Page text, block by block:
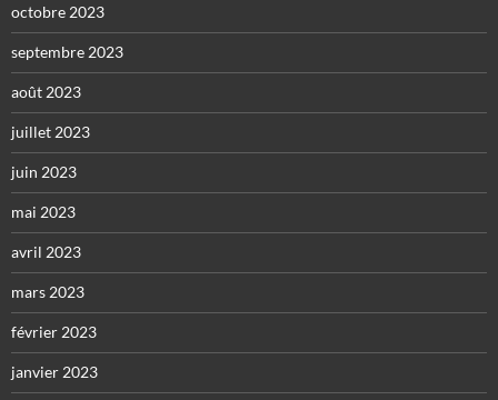
octobre 2023
septembre 2023
août 2023
juillet 2023
juin 2023
mai 2023
avril 2023
mars 2023
février 2023
janvier 2023